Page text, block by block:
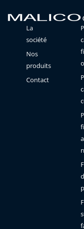
La
société
Nos
produits
Contact